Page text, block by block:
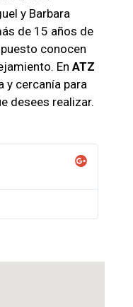
y Barbara
de 15 años de
conocen
En ATZ
y cercanía para
desees realizar.